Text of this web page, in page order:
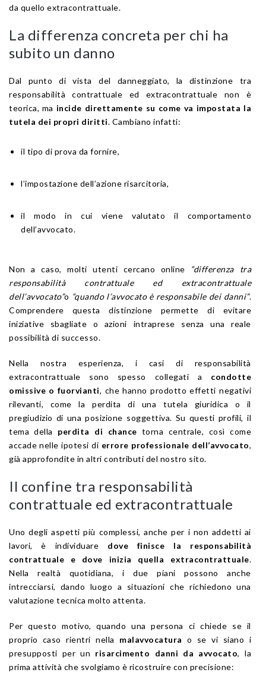
da quello extracontrattuale.
La differenza concreta per chi ha
subito un danno
Dal punto di vista del danneggiato, la distinzione tra
responsabilità contrattuale ed extracontrattuale non è
teorica, ma incide direttamente su come va impostata la
tutela dei propri diritti. Cambiano infatti:
il tipo di prova da fornire,
l’impostazione dell’azione risarcitoria,
il modo in cui viene valutato il comportamento
dell’avvocato.
Non a caso, molti utenti cercano online “differenza tra
responsabilità contrattuale ed extracontrattuale
dell’avvocato”o “quando l’avvocato è responsabile dei danni”.
Comprendere questa distinzione permette di evitare
iniziative sbagliate o azioni intraprese senza una reale
possibilità di successo.
Nella nostra esperienza, i casi di responsabilità
extracontrattuale sono spesso collegati a condotte
omissive o fuorvianti, che hanno prodotto effetti negativi
rilevanti, come la perdita di una tutela giuridica o il
pregiudizio di una posizione soggettiva. Su questi profili, il
tema della perdita di chance torna centrale, così come
accade nelle ipotesi di errore professionale dell’avvocato,
già approfondite in altri contributi del nostro sito.
Il confine tra responsabilità
contrattuale ed extracontrattuale
Uno degli aspetti più complessi, anche per i non addetti ai
lavori, è individuare dove finisce la responsabilità
contrattuale e dove inizia quella extracontrattuale.
Nella realtà quotidiana, i due piani possono anche
intrecciarsi, dando luogo a situazioni che richiedono una
valutazione tecnica molto attenta.
Per questo motivo, quando una persona ci chiede se il
proprio caso rientri nella malavvocatura o se vi siano i
presupposti per un risarcimento danni da avvocato, la
prima attività che svolgiamo è ricostruire con precisione: